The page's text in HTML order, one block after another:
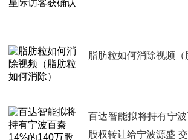
脂肪粒如何消除视频（
百达智能拟将持有宁
股权转让给宁波源盛